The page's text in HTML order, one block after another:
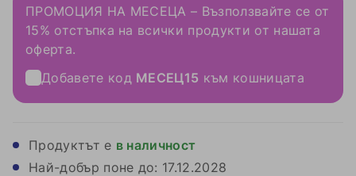
ПРОМОЦИЯ НА МЕСЕЦА – Възползвайте се от
15% отстъпка на всички продукти от нашата
оферта.
Добавете код МЕСЕЦ15 към кошницата
Продуктът е в наличност
Най-добър поне до: 17.12.2028